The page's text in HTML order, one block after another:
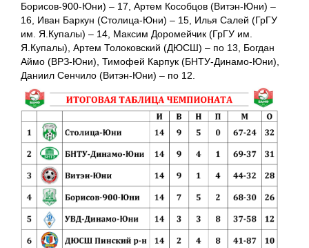
Борисов-900-Юни) – 17, Артем Кособцов (Витэн-Юни) –
16, Иван Баркун (Столица-Юни) – 15, Илья Салей (ГрГУ
им. Я.Купалы) – 14, Максим Доромейчик (ГрГУ им.
Я.Купалы), Артем Толоковский (ДЮСШ) – по 13, Богдан
Аймо (ВРЗ-Юни), Тимофей Карпук (БНТУ-Динамо-Юни),
Даниил Сенчило (Витэн-Юни) – по 12.